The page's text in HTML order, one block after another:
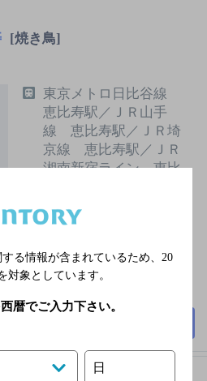
[焼き鳥]
東京メトロ日比谷線
恵比寿駅／ＪＲ山手
線 恵比寿駅／ＪＲ埼
京線 恵比寿駅／ＪＲ
湘南新宿ライン 恵比
官山駅
無休
2,000円以上～3,000円未
満
る情報が含まれているため、 20
対象としています。
暦でご入力下さい。
日